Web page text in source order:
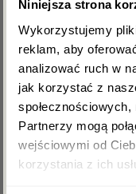
Niniejsza strona
Wykorzystujemy
reklam, aby
analizować ruch w
jak korzystać z
Partnerzy mogą
wejściowymi od
korzystania z ich
w
m
samego dnia po
Dostawa oraz
Wymiary pudełka:
wysokość- 16,5 cm.
średnica- 15 cm.
Ilość róż:
13-17 sztuk.
rabat na
Akceptuję
przetwarzanie